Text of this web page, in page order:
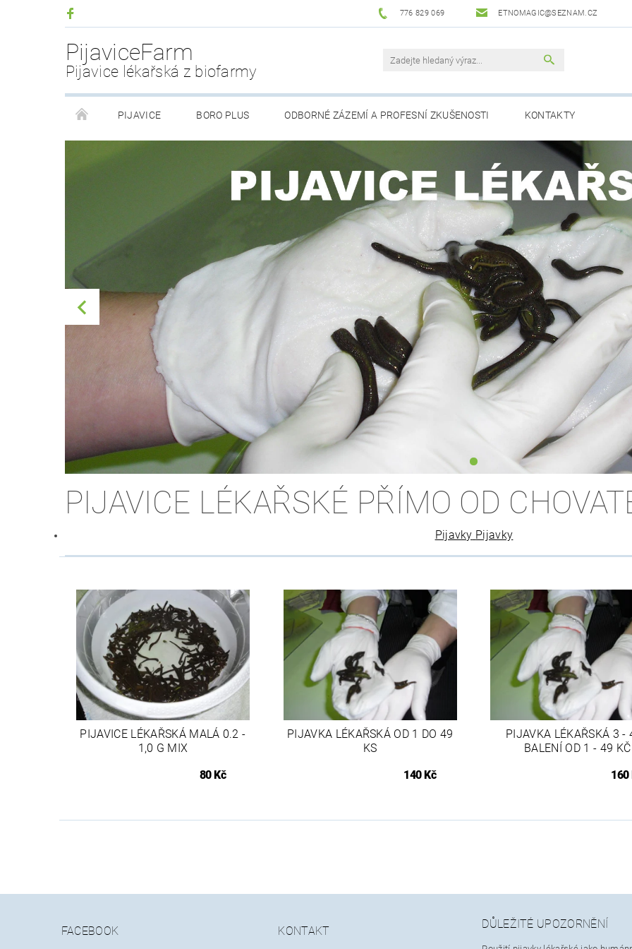
776 829 069 ETNOMAGIC@SEZNAM.CZ
PijaviceFarm
Pijavice lékařská z biofarmy
PIJAVICE BORO PLUS ODBORNÉ ZÁZEMÍ A PROFESNÍ ZKUŠENOSTI KONTAKTY
PIJAVICE LÉKAŘSKÉ PŘÍMO OD
Pijavky Pijavky
PIJAVICE LÉKAŘSKÁ MALÁ 0.2 -
1,0 G MIX
80 Kč
PIJAVKA LÉKAŘSKÁ OD 1 DO 49
KS
140 Kč
PIJAVKA LÉKAŘSKÁ 3 -
BALENÍ OD 1 - 49 KČ
160
FACEBOOK KONTAKT
DŮLEŽITÉ UPOZORNĚNÍ